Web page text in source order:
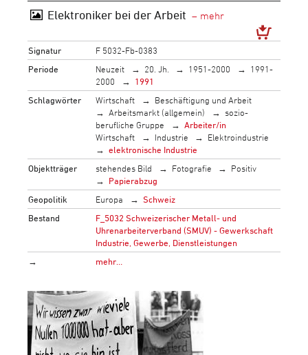
Elektroniker bei der Arbeit
Signatur
F 5032-Fb-0383
Periode
Neuzeit 20. Jh. 1951-2000
1991-
2000
1991
Schlagwörter
Wirtschaft
Beschäftigung und Arbeit
Arbeitsmarkt (allgemein)
sozio-
berufliche Gruppe
Arbeiter/in
Wirtschaft
Industrie
Elektroindustrie
elektronische Industrie
Objektträger
stehendes Bild Fotografie
Positiv
Papierabzug
Geopolitik
Europa
Schweiz
Bestand
F_5032 Schweizerischer Metall- und
Uhrenarbeiterverband (SMUV) - Gewerkschaft
Industrie, Gewerbe, Dienstleistungen
→
mehr…